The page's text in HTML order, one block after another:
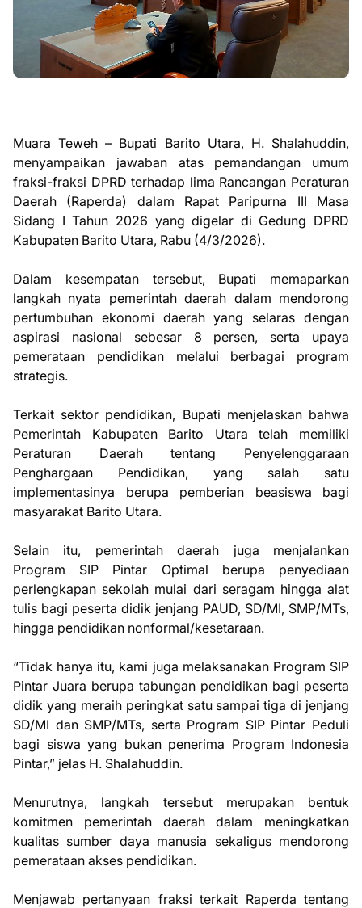
Muara Teweh – Bupati Barito Utara, H. Shalahuddin,
menyampaikan jawaban atas pemandangan umum
fraksi-fraksi DPRD terhadap lima Rancangan Peraturan
Daerah (Raperda) dalam Rapat Paripurna III Masa
Sidang I Tahun 2026 yang digelar di Gedung DPRD
Kabupaten Barito Utara, Rabu (4/3/2026).
Dalam kesempatan tersebut, Bupati memaparkan
langkah nyata pemerintah daerah dalam mendorong
pertumbuhan ekonomi daerah yang selaras dengan
aspirasi nasional sebesar 8 persen, serta upaya
pemerataan pendidikan melalui berbagai program
strategis.
Terkait sektor pendidikan, Bupati menjelaskan bahwa
Pemerintah Kabupaten Barito Utara telah memiliki
Peraturan Daerah tentang Penyelenggaraan
Penghargaan Pendidikan, yang salah satu
implementasinya berupa pemberian beasiswa bagi
masyarakat Barito Utara.
Selain itu, pemerintah daerah juga menjalankan
Program SIP Pintar Optimal berupa penyediaan
perlengkapan sekolah mulai dari seragam hingga alat
tulis bagi peserta didik jenjang PAUD, SD/MI, SMP/MTs,
hingga pendidikan nonformal/kesetaraan.
“Tidak hanya itu, kami juga melaksanakan Program SIP
Pintar Juara berupa tabungan pendidikan bagi peserta
didik yang meraih peringkat satu sampai tiga di jenjang
SD/MI dan SMP/MTs, serta Program SIP Pintar Peduli
bagi siswa yang bukan penerima Program Indonesia
Pintar,” jelas H. Shalahuddin.
Menurutnya, langkah tersebut merupakan bentuk
komitmen pemerintah daerah dalam meningkatkan
kualitas sumber daya manusia sekaligus mendorong
pemerataan akses pendidikan.
Menjawab pertanyaan fraksi terkait Raperda tentang